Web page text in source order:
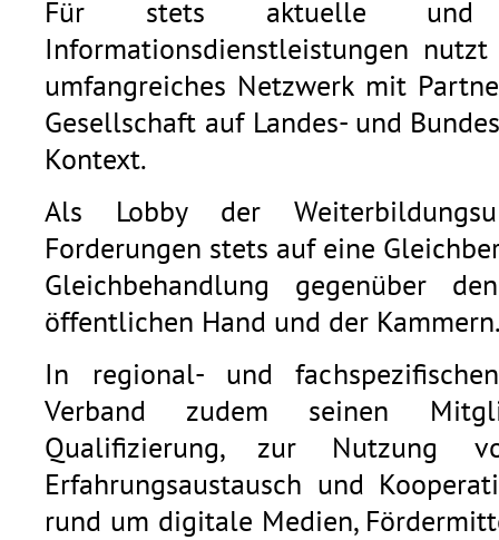
Für stets aktuelle und
Informationsdienstleistungen
umfangreiches Netzwerk mit
Gesellschaft auf Landes- und
Kontext.
Als Lobby der
Forderungen stets auf eine
Gleichbehandlung gegenüber
öffentlichen Hand und der
In regional- und
Verband zudem seinen
Qualifizierung, zur Nutzung
Erfahrungsaustausch und
rund um digitale Medien,